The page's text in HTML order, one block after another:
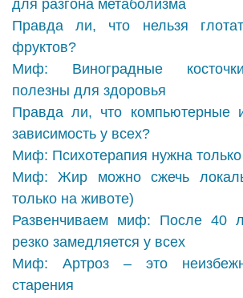
для разгона метаболизма
Правда ли, что нельзя
фруктов?
Миф: Виноградные
полезны для здоровья
Правда ли, что компьютерные
зависимость у всех?
Миф: Психотерапия нужна
Миф: Жир можно сжечь
только на животе)
Развенчиваем миф: После 40
резко замедляется у всех
Миф: Артроз – это
старения